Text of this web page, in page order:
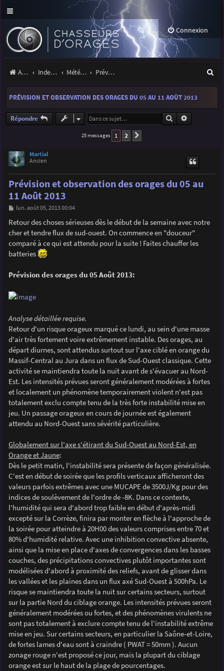
Connexion
Accueil Index du forum Météo et climatologie des orages Prévisions et suivis des orages
e
h
PRÉVISION ET OBSERVATION DES ORAGES DU 05 AU 11 AOÛT 2013
Répondre Rechercher
25 messages 1 2
Martial
Ancien
Prévision et observation des orages du 05 au
11 Août 2013
M
s
s
a
e
lun. août 05, 2013 00:04
Retour des choses sérieuses dès le début de la semaine avec notre
cher et tendre flux de sud-ouest. On commence en "douceur"
comparé à ce qui est attendu pour la suite ! Faites chauffer les
batteries
Prévision des orages du 05 Août 2013:
Analyse détaillée requise.
Retour d'un risque orageux marqué ce lundi, au sein d'une masse
d'air très fortement voire extrêmement instable. Des orages, au
départ diurnes, sont attendus surtout sur l'axe ciblé en orange du
Massif-Central au Jura dans un flux de Sud-Ouest classique. Cette
activité se maintiendra toute la nuit avant de s'évacuer au Nord-
Est. Les intensités prévues seront généralement modérées à fortes
et localement un phénomène temporairement violent n'est pas
totalement exclu compte tenu de la très forte instabilité mise en
jeu. Un passage orageux en cours de journée est également
attendu au Nord-Ouest sans sévérité particulière.
Globalement sur l'axe s'étirant du Sud-Ouest au Nord-Est, en
Orange et Jaune:
Dès le petit matin, l'instabilité sera présente de façon généralisée.
C'est en début de soirée que les profils verticaux afficheront des
valeurs parfois extrêmes avec une MUCAPE de 3500J/Kg pour des
indices de soulèvement de l'ordre de -8K. Dans ce contexte,
l'humidité qui sera d'abord trop faible en début d'après-midi
excepté sur la Corrèze, finira par monter en flèche à l'approche de
la soirée pour atteindre à 20H00 des valeurs comprises entre 70 et
80% d'humidité relative. Avec une inhibition convective absente,
ainsi que la mise en place d'axes de convergences dans les basses
couches, des précipitations convectives plutôt importantes sont
modélisées d'abord à proximité des reliefs, avant de glisser dans
les vallées et les plaines dans un flux axé Sud-Ouest à 500hPa. Le
risque se maintiendra toute la nuit sur certains secteurs, surtout
sur la partie Nord du ciblage orange. Les intensités prévues seront
généralement modérées ou fortes, et des phénomènes virulents ne
sont pas totalement à exclure compte tenu de l'instabilité extrême
mise en jeu. Sur certains secteurs, en particulier la Saône-et-Loire,
de fortes lames d'eau sont à craindre ( PWAT = 50mm ). Aucun
zonage rouge n'est proposé ce jour, mais la plupart du ciblage
orange est sur le haut de la plage de pourcentages.